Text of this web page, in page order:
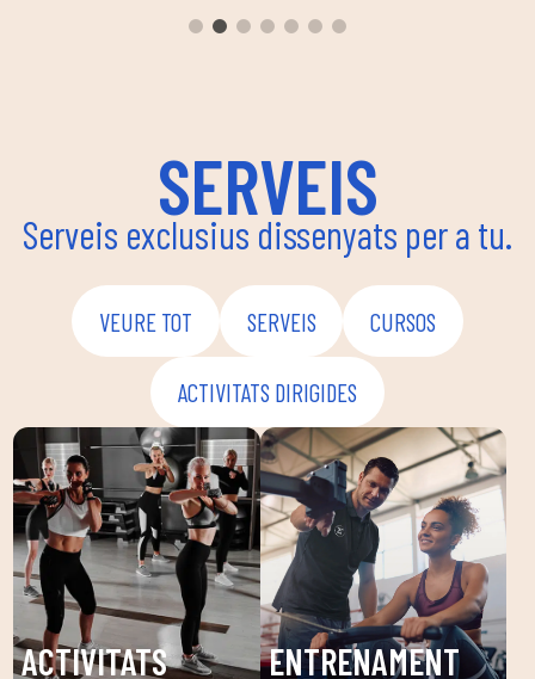
SERVEIS
Serveis exclusius dissenyats per a tu.
VEURE TOT SERVEIS CURSOS
ACTIVITATS DIRIGIDES
ACTIVITATS ENTRENAMENT